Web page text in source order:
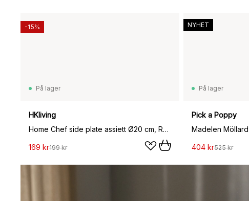
På lager
HKliving
Home Chef side plate assiett Ø20 cm, Rustic pink
169 kr199 kr
-15%
På lager
Pick a Poppy
404 kr525 kr
NYHET